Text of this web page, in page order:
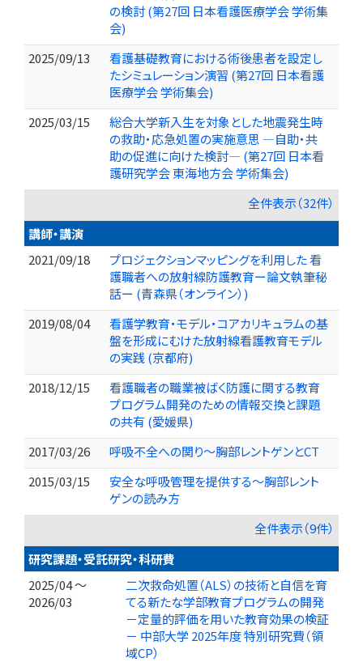
の検討 (第27回 日本看護医療学会 学術集
会)
2025/09/13
看護基礎教育における術後患者を設定し
たシミュレーション演習 (第27回 日本看護
医療学会 学術集会)
2025/03/15
総合大学新入生を対象とした地震発生時
の救助・応急処置の実施意思 ―自助・共
助の促進に向けた検討― (第27回 日本看
護研究学会 東海地方会 学術集会)
全件表示（32件）
講師・講演
2021/09/18
プロジェクションマッピングを利用した 看
護職者への放射線防護教育ー論文執筆秘
話ー (青森県（オンライン）)
2019/08/04
看護学教育・モデル・コアカリキュラムの基
盤を形成にむけた放射線看護教育モデル
の実践 (京都府)
2018/12/15
看護職者の職業被ばく防護に関する教育
プログラム開発のための情報交換と課題
の共有 (愛媛県)
2017/03/26
呼吸不全への関り～胸部レントゲンとCT
2015/03/15
安全な呼吸管理を提供する～胸部レント
ゲンの読み方
全件表示（9件）
研究課題・受託研究・科研費
2025/04 ～
2026/03
二次救命処置（ALS）の技術と自信を育
てる新たな学部教育プログラムの開発
－定量的評価を用いた教育効果の検証
－ 中部大学 2025年度 特別研究費（領
域CP）